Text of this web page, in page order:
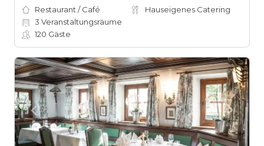
Restaurant / Café
Hauseigenes Catering
3 Veranstaltungsräume
120 Gäste